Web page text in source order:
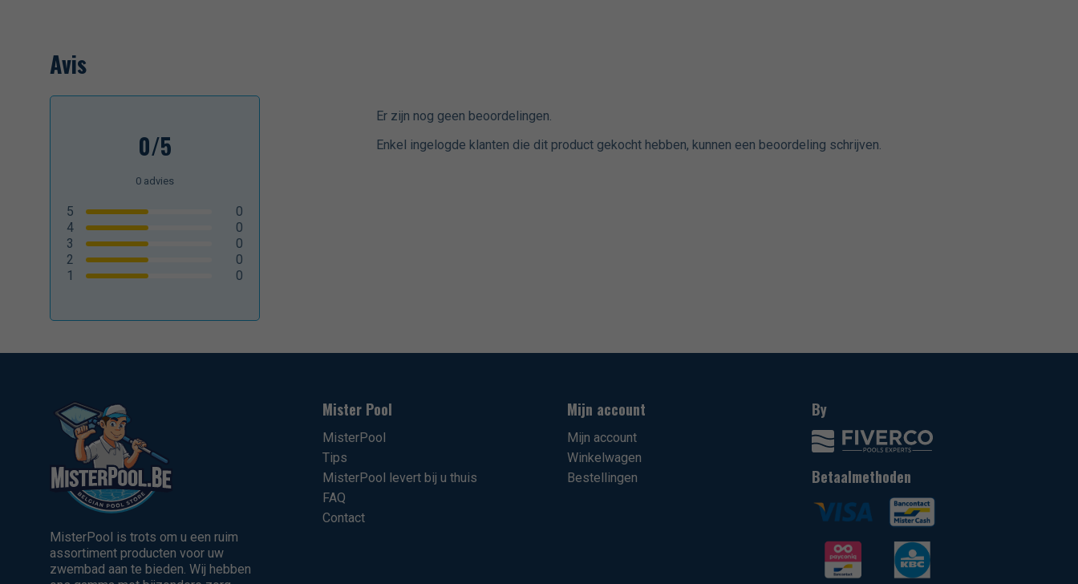
Avis
0/5
0advies
5
0
4
0
3
0
2
0
1
0
Er zijn nog geen beoordelingen.
Enkel ingelogde klanten die dit product gekocht hebben, kunnen een beoordeling schrijven.
MisterPool is trots om u een ruim
assortiment producten voor uw
zwembad aan te bieden. Wij hebben
Mister Pool
MisterPool
Tips
MisterPool levert bij u thuis
FAQ
Contact
Mijn account
Mijn account
Winkelwagen
Bestellingen
By
Betaalmethoden